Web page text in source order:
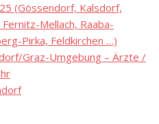
(Gössendorf, Kalsdorf,
Mellach, Raaba-
Pirka, Feldkirchen …)
Graz-Umgebung – Ärzte /